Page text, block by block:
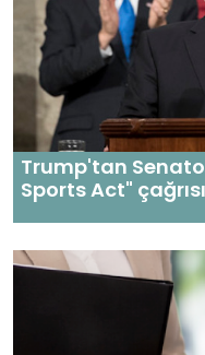
Trump'tan
Sports Act" çağrısı